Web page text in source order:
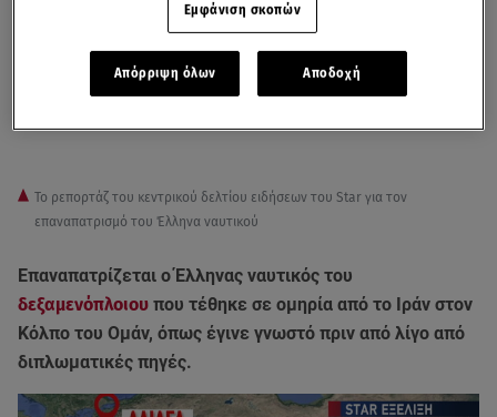
Το ρεπορτάζ του κεντρικού δελτίου ειδήσεων του Star για τoν
επαναπατρισμό του Έλληνα ναυτικού
Επαναπατρίζεται ο Έλληνας ναυτικός του
δεξαμενόπλοιου που τέθηκε σε ομηρία από το Ιράν στον
Κόλπο του Ομάν, όπως έγινε γνωστό πριν από λίγο από
διπλωματικές πηγές.
Εμφάνιση σκοπών
Απόρριψη όλων Αποδοχή